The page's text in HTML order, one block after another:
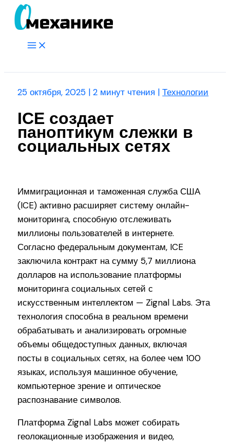
Перейти
Main
25 октября, 2025 |2 минут чтения |Технологии
ICE создает
паноптикум слежки в
социальных сетях
Иммиграционная и таможенная служба США
(ICE) активно расширяет систему онлайн-
мониторинга, способную отслеживать
миллионы пользователей в интернете.
Согласно федеральным документам, ICE
заключила контракт на сумму 5,7 миллиона
долларов на использование платформы
мониторинга социальных сетей с
искусственным интеллектом — Zignal Labs. Эта
технология способна в реальном времени
обрабатывать и анализировать огромные
объемы общедоступных данных, включая
посты в социальных сетях, на более чем 100
языках, используя машинное обучение,
компьютерное зрение и оптическое
распознавание символов.
Платформа Zignal Labs может собирать
геолокационные изображения и видео,